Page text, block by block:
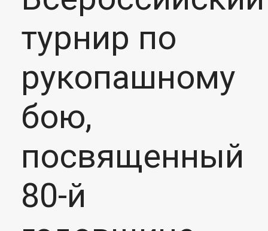
турнир по
рукопашному
бою,
посвященный
80-й